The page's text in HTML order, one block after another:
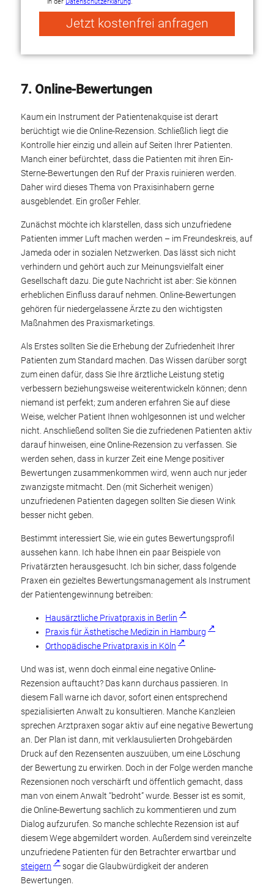
Jetzt kostenfrei anfragen
7. Online-Bewertungen
Kaum ein Instrument der Patientenakquise ist derart
berüchtigt wie die Online-Rezension. Schließlich liegt die
Kontrolle hier einzig und allein auf Seiten Ihrer Patienten.
Manch einer befürchtet, dass die Patienten mit ihren Ein-
Sterne-Bewertungen den Ruf der Praxis ruinieren werden.
Daher wird dieses Thema von Praxisinhabern gerne
ausgeblendet. Ein großer Fehler.
Zunächst möchte ich klarstellen, dass sich unzufriedene
Patienten immer Luft machen werden – im Freundeskreis, auf
Jameda oder in sozialen Netzwerken. Das lässt sich nicht
verhindern und gehört auch zur Meinungsvielfalt einer
Gesellschaft dazu. Die gute Nachricht ist aber: Sie können
erheblichen Einfluss darauf nehmen. Online-Bewertungen
gehören für niedergelassene Ärzte zu den wichtigsten
Maßnahmen des Praxismarketings.
Als Erstes sollten Sie die Erhebung der Zufriedenheit Ihrer
Patienten zum Standard machen. Das Wissen darüber sorgt
zum einen dafür, dass Sie Ihre ärztliche Leistung stetig
verbessern beziehungsweise weiterentwickeln können; denn
niemand ist perfekt; zum anderen erfahren Sie auf diese
Weise, welcher Patient Ihnen wohlgesonnen ist und welcher
nicht. Anschließend sollten Sie die zufriedenen Patienten aktiv
darauf hinweisen, eine Online-Rezension zu verfassen. Sie
werden sehen, dass in kurzer Zeit eine Menge positiver
Bewertungen zusammenkommen wird, wenn auch nur jeder
zwanzigste mitmacht. Den (mit Sicherheit wenigen)
unzufriedenen Patienten dagegen sollten Sie diesen Wink
besser nicht geben.
Bestimmt interessiert Sie, wie ein gutes Bewertungsprofil
aussehen kann. Ich habe Ihnen ein paar Beispiele von
Privatärzten herausgesucht. Ich bin sicher, dass folgende
Praxen ein gezieltes Bewertungsmanagement als Instrument
der Patientengewinnung betreiben:
Hausärztliche Privatpraxis in Berlin
Praxis für Ästhetische Medizin in Hamburg
Orthopädische Privatpraxis in Köln
Und was ist, wenn doch einmal eine negative Online-
Rezension auftaucht? Das kann durchaus passieren. In
diesem Fall warne ich davor, sofort einen entsprechend
spezialisierten Anwalt zu konsultieren. Manche Kanzleien
sprechen Arztpraxen sogar aktiv auf eine negative Bewertung
an. Der Plan ist dann, mit verklausulierten Drohgebärden
Druck auf den Rezensenten auszuüben, um eine Löschung
der Bewertung zu erwirken. Doch in der Folge werden manche
Rezensionen noch verschärft und öffentlich gemacht, dass
man von einem Anwalt “bedroht” wurde. Besser ist es somit,
die Online-Bewertung sachlich zu kommentieren und zum
Dialog aufzurufen. So manche schlechte Rezension ist auf
diesem Wege abgemildert worden. Außerdem sind vereinzelte
unzufriedene Patienten für den Betrachter erwartbar und
steigern
sogar die Glaubwürdigkeit der anderen
Bewertungen.